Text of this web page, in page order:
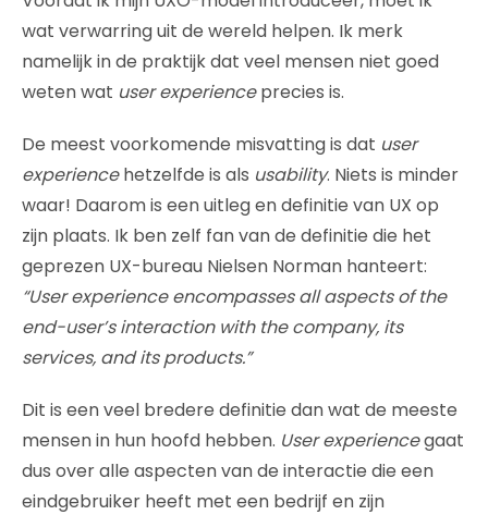
wat verwarring uit de wereld helpen. Ik merk
namelijk in de praktijk dat veel mensen niet goed
weten wat user experienceprecies is.
De meest voorkomende misvatting is dat user
experiencehetzelfde is als usability. Niets is minder
waar! Daarom is een uitleg en definitie van UX op
zijn plaats. Ik ben zelf fan van de definitie die het
geprezen UX-bureau Nielsen Norman hanteert:
“User experience encompasses all aspects of the
end-user’s interaction with the company, its
services, and its products.”
Dit is een veel bredere definitie dan wat de meeste
mensen in hun hoofd hebben. User experiencegaat
dus over alle aspecten van de interactie die een
eindgebruiker heeft met een bedrijf en zijn